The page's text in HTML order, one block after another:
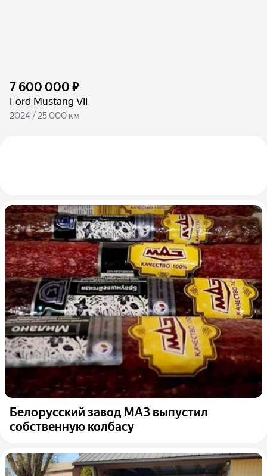
7 600 000 ₽
Ford Mustang VII
2024 / 25 000 км
Белорусский завод МАЗ выпустил
собственную колбасу